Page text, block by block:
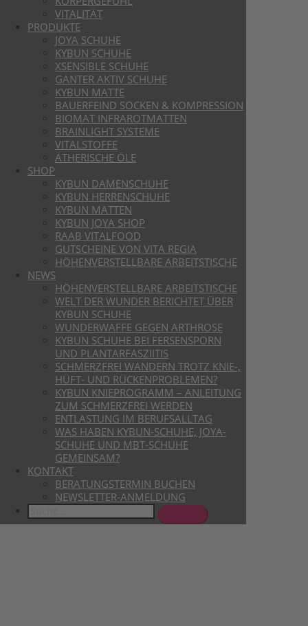
VITALITÄT
PRODUKTE
JOYA SCHUHE
KYBUN SCHUHE
XSENSIBLE SCHUHE
GANTER AKTIV SCHUHE
KYBUN MATTE
BAUERFEIND SOCKEN & KOMPRESSION
BIOMAT INFRAROTMATTEN
BRAINLIGHT SYSTEME
VITALSTOFFE
ÄTHERISCHE ÖLE
SHOP
KYBUN DAMENSCHUHE
KYBUN HERRENSCHUHE
KYBUN MATTEN
KYBUN JOYA SHOP
RAAB VITALFOOD
GUTSCHEINE VON VITA REGIA
HÖHENVERSTELLBARE ARBEITSTISCHE
NEWS
HÖHENVERSTELLBARE ARBEITSTISCHE
WELT DER WUNDER BERICHTET ÜBER
KYBUN SCHUHE
WUNDERWAFFE GEGEN ARTHROSE
KYBUN SCHUHE BEI FERSENSPORN
UND PLANTARFASZIITIS
SCHMERZFREI WANDERN TROTZ KNIE-,
HÜFT- UND RÜCKENPROBLEMEN?
KYBUN KNIEPROGRAMM – ANLEITUNG
ZUM SCHMERZFREI WERDEN
ENTLASTUNG IM BERUFSALLTAG
WAS HABEN KYBUN-SCHUHE, JOYA-
SCHUHE UND MBT-SCHUHE
GEMEINSAM?
KONTAKT
BERATUNGSTERMIN BUCHEN
NEWSLETTER-ANMELDUNG
Search